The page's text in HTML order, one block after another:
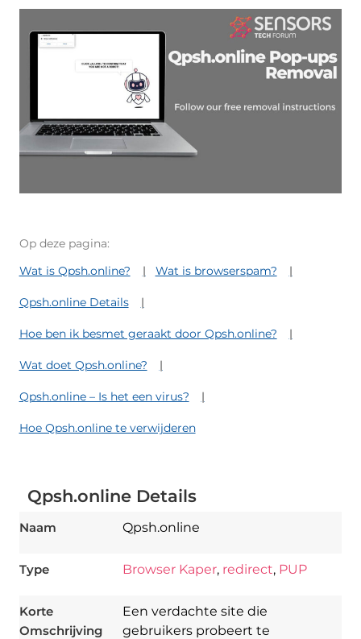
Op deze pagina:
Wat is Qpsh.online?
Wat is browserspam?
Qpsh.online Details
Hoe ben ik besmet geraakt door Qpsh.online?
Wat doet Qpsh.online?
Qpsh.online – Is het een virus?
Hoe Qpsh.online te verwijderen
Qpsh.online Details
Naam Qpsh.online
Type Browser Kaper, redirect, PUP
Korte
Omschrijving
Een verdachte site die
gebruikers probeert te